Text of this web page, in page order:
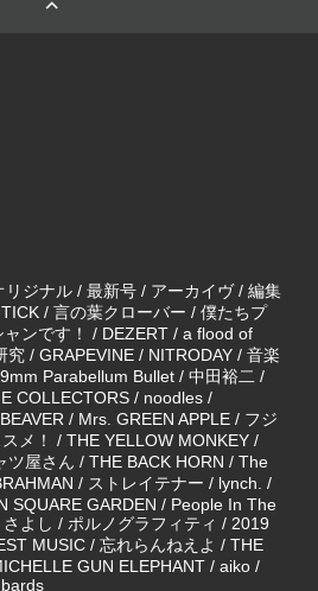
リジナル / 最新号 / アーカイヴ/ 編集
/ 言の葉クローバー / 僕たちプ
ンです！
/ DEZERT / a flood of
究 / GRAPEVINE / NITRODAY / 音楽
9mm Parabellum Bullet / 中田裕二 /
COLLECTORS / noodles /
/ Mrs. GREEN APPLE / フジ
メ！ / THE YELLOW MONKEY /
ツ屋さん / THE BACK HORN / The
/ ストレイテナー / lynch. /
SQUARE GARDEN / People In The
よし / ポルノグラフィティ / 2019
MUSIC / 忘れらんねえよ / THE
GUN ELEPHANT / aiko /